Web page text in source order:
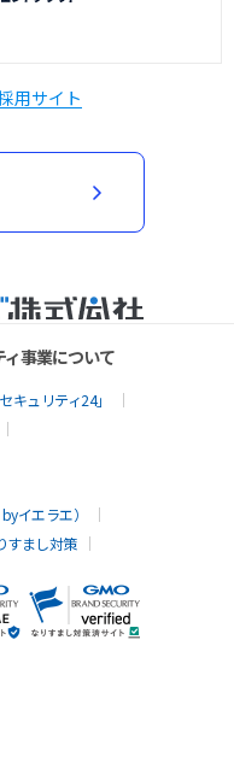
用サイト
ィ事業について
キュリティ24」
イエラエ）
すまし対策